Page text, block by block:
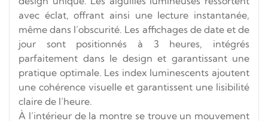
avec éclat, offrant ainsi une lecture instantanée,
même dans l’obscurité. Les affichages de date et de
jour sont positionnés à 3 heures, intégrés
parfaitement dans le design et garantissant une
pratique optimale. Les index luminescents ajoutent
une cohérence visuelle et garantissent une lisibilité
claire de l’heure.
À l’intérieur de la montre se trouve un mouvement